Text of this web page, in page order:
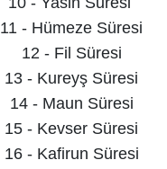
11 - Hümeze Süresi
12 - Fil Süresi
13 - Kureyş Süresi
14 - Maun Süresi
15 - Kevser Süresi
16 - Kafirun Süresi